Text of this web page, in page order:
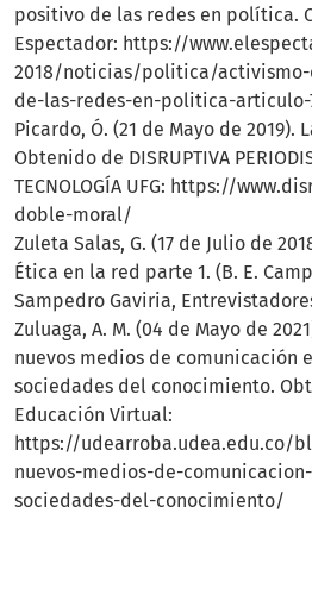
positivo de las redes en política.
Espectador: https://
2018/noticias/politica/
de-las-redes-en-politica-articulo-
Picardo, Ó. (21 de Mayo de 2019).
Obtenido de DISRUPTIVA
TECNOLOGÍA UFG: https://
doble-moral/
Zuleta Salas, G. (17 de Julio de
Ética en la red parte 1. (B. E.
Sampedro Gaviria,
Zuluaga, A. M. (04 de Mayo de
nuevos medios de comunicación
sociedades del conocimiento.
Educación Virtual:
https://udearroba.udea.edu.co/
nuevos-medios-de-
sociedades-del-conocimiento/